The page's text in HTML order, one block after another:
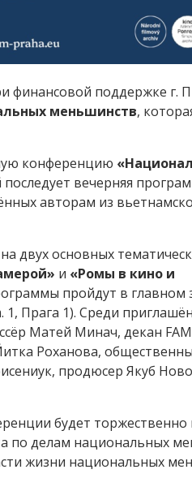
поддержке г.
меньшинств,
конференцию
последует вечерняя
авторам из
двух основных
и «Ромы в кино и
пройдут в главном
1, Прага 1). Среди
Матей Минач, декан
Роханова,
продюсер Якуб
будет торжественно
по делам национальных
жизни национальных